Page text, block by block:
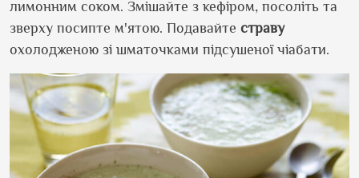
лимонним соком. Змішайте з кефіром, посоліть та
зверху посипте м'ятою. Подавайте страву
охолодженою зі шматочками підсушеної чіабати.